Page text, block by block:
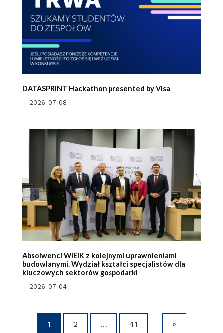
DATASPRINT Hackathon presented by Visa
2026-07-08
Absolwenci WIEiK z kolejnymi uprawnieniami
budowlanymi. Wydział kształci specjalistów dla
kluczowych sektorów gospodarki
2026-07-04
1 2 … 41 »